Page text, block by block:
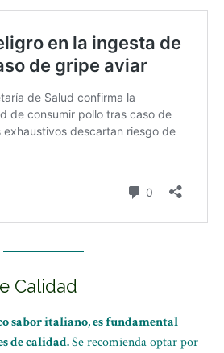
Calidad
sabor italiano, es fundamental
de calidad.Se recomienda optar por